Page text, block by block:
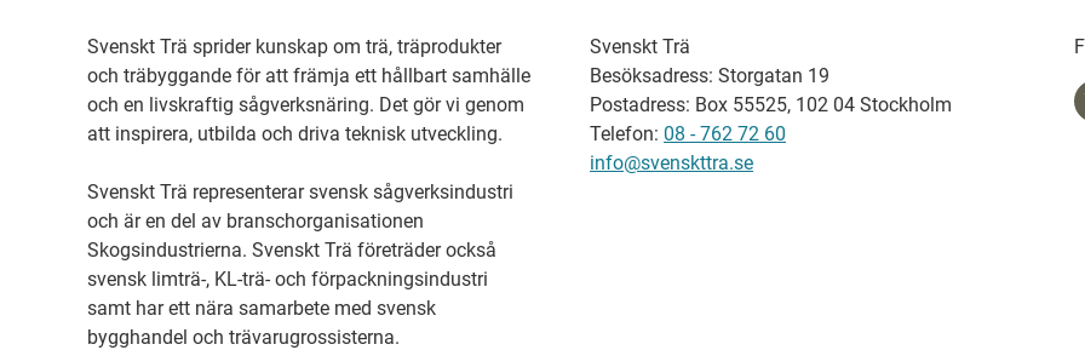
Svenskt Trä sprider kunskap om trä, träprodukter
och träbyggande för att främja ett hållbart samhälle
och en livskraftig sågverksnäring. Det gör vi genom
att inspirera, utbilda och driva teknisk utveckling.
Svenskt Trä representerar svensk sågverksindustri
och är en del av branschorganisationen
Skogsindustrierna. Svenskt Trä företräder också
svensk limträ-, KL-trä- och förpackningsindustri
samt har ett nära samarbete med svensk
bygghandel och trävarugrossisterna.
Svenskt Trä
Besöksadress: Storgatan 19
Postadress: Box 55525, 102 04 Stockholm
Telefon: 08 - 762 72 60
info@svenskttra.se